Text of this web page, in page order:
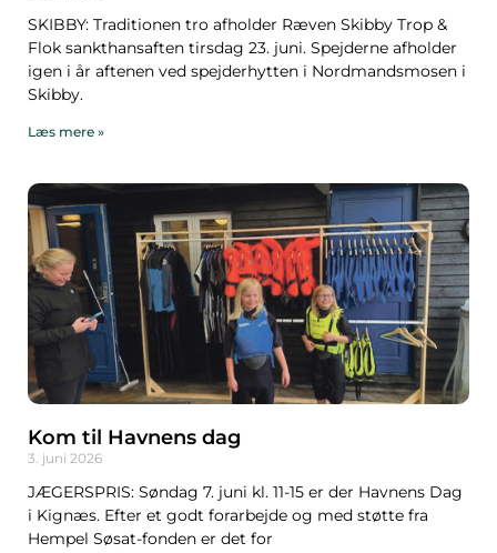
SKIBBY: Traditionen tro afholder Ræven Skibby Trop &
Flok sankthansaften tirsdag 23. juni. Spejderne afholder
igen i år aftenen ved spejderhytten i Nordmandsmosen i
Skibby.
Læs mere »
Kom til Havnens dag
3. juni 2026
JÆGERSPRIS: Søndag 7. juni kl. 11-15 er der Havnens Dag
i Kignæs. Efter et godt forarbejde og med støtte fra
Hempel Søsat-fonden er det for